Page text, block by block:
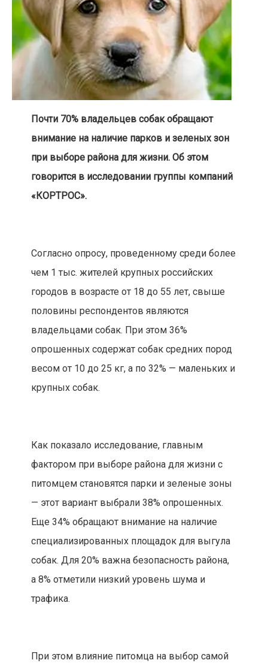
Почти 70% владельцев собак обращают
внимание на наличие парков и зеленых зон
при выборе района для жизни. Об этом
говорится в исследовании группы компаний
«КОРТРОС».
Согласно опросу, проведенному среди более
чем 1 тыс. жителей крупных российских
городов в возрасте от 18 до 55 лет, свыше
половины респондентов являются
владельцами собак. При этом 36%
опрошенных содержат собак средних пород
весом от 10 до 25 кг, а по 32% — маленьких и
крупных собак.
Как показало исследование, главным
фактором при выборе района для жизни с
питомцем становятся парки и зеленые зоны
— этот вариант выбрали 38% опрошенных.
Еще 34% обращают внимание на наличие
специализированных площадок для выгула
собак. Для 20% важна безопасность района,
а 8% отметили низкий уровень шума и
трафика.
При этом влияние питомца на выбор самой